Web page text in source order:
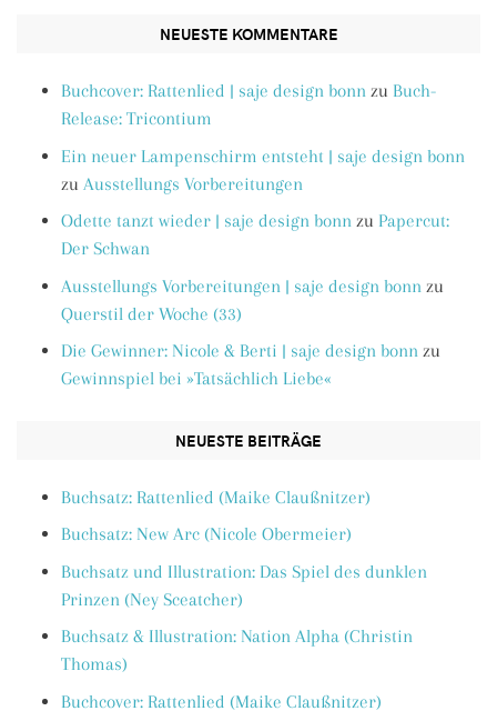
NEUESTE KOMMENTARE
Buchcover: Rattenlied | saje design bonn zu Buch-
Release: Tricontium
Ein neuer Lampenschirm entsteht | saje design bonn
zu Ausstellungs Vorbereitungen
Odette tanzt wieder | saje design bonn zu Papercut:
Der Schwan
Ausstellungs Vorbereitungen | saje design bonn zu
Querstil der Woche (33)
Die Gewinner: Nicole & Berti | saje design bonn zu
Gewinnspiel bei »Tatsächlich Liebe«
NEUESTE BEITRÄGE
Buchsatz: Rattenlied (Maike Claußnitzer)
Buchsatz: New Arc (Nicole Obermeier)
Buchsatz und Illustration: Das Spiel des dunklen
Prinzen (Ney Sceatcher)
Buchsatz & Illustration: Nation Alpha (Christin
Thomas)
Buchcover: Rattenlied (Maike Claußnitzer)